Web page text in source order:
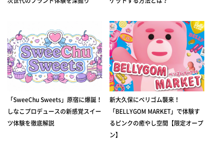
「SweeChu Sweets」原宿に爆誕！
しなこプロデュースの新感覚スイー
ツ体験を徹底解説
新大久保にベリゴム襲来！
「BELLYGOM MARKET」で体験す
るピンクの癒やし空間【限定オープ
ン】